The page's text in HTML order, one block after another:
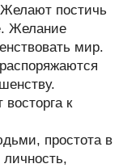
постичь
Желание
мир.
к
простота в